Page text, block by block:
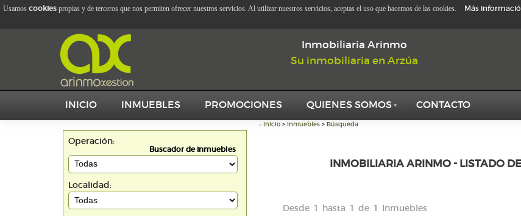
Inmobiliaria Arinmo
Su inmobiliaria en Arzúa
INICIO INMUEBLES PROMOCIONES QUIENES SOMOS CONTACTO
Buscador de inmuebles
Operación:
Localidad:
:: Inicio > Inmuebles > Búsqueda
INMOBILIARIA ARINMO - LISTADO
Desde 1 hasta 1 de 1 Inmuebles
Usamos cookies propias y de terceros que nos permiten ofrecer nuestros servicios. Al utilizar nuestros servicios, aceptas el uso que hacemos de las cookies. Más